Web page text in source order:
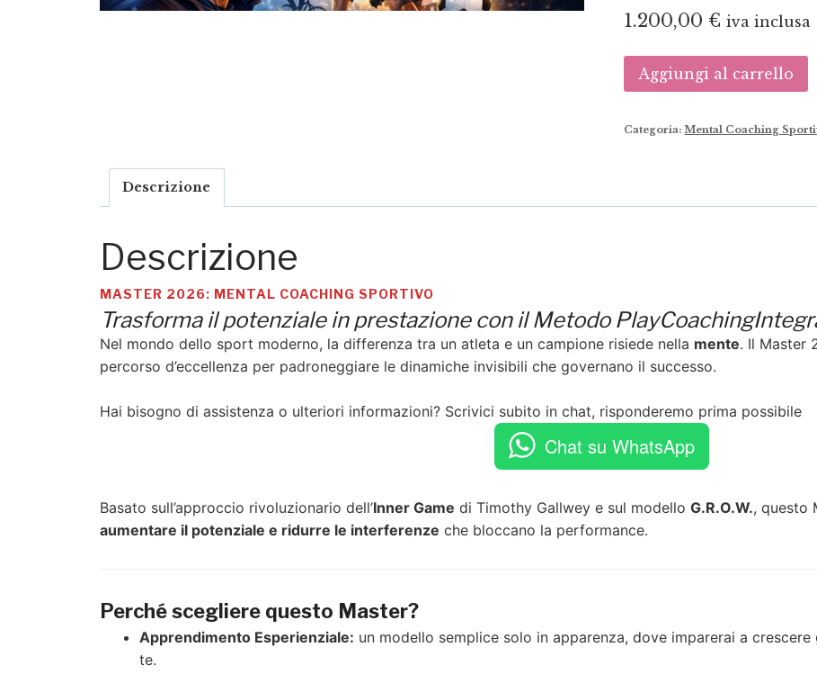
1.200,00 € iva inclusa
Master
in
Mental
quantità
Aggiungi al carrello
Categoria:Mental Coaching
Descrizione
Descrizione
MASTER 2026: MENTAL COACHING SPORTIVO
Trasforma il potenziale in prestazione con il Metodo
Nel mondo dello sport moderno, la differenza tra un atleta e un campione risiede nella mente. Il Master
percorso d’eccellenza per padroneggiare le dinamiche invisibili che governano il successo.
Hai bisogno di assistenza o ulteriori informazioni? Scrivici subito in chat, risponderemo prima possibile
Chat su WhatsApp
Basato sull’approccio rivoluzionario dell’Inner Game di Timothy Gallwey e sul modello G.R.O.W., questo
aumentare il potenziale e ridurre le interferenze che bloccano la performance.
Perché scegliere questo Master?
Apprendimento Esperienziale: un modello semplice solo in apparenza, dove imparerai a
te.